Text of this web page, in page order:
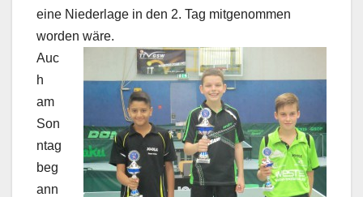
eine Niederlage in den 2. Tag mitgenommen
worden wäre.
Auc
h
am
Son
ntag
beg
ann